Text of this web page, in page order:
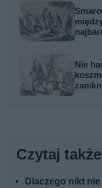
Nie
Czytaj
Dlaczego nikt